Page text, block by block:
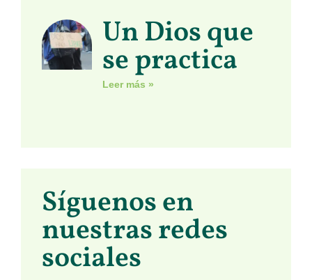
Un Dios que
se practica
Leer más »
Síguenos en
nuestras redes
sociales